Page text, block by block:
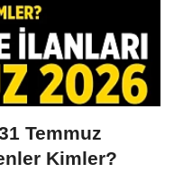
Temmuz
Kimler?